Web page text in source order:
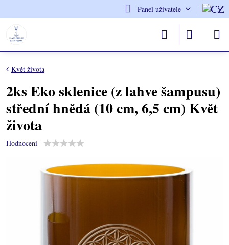
Panel uživatele
Květ života
2ks Eko sklenice (z lahve šampusu)
střední hnědá (10 cm, 6,5 cm) Květ
života
Hodnocení